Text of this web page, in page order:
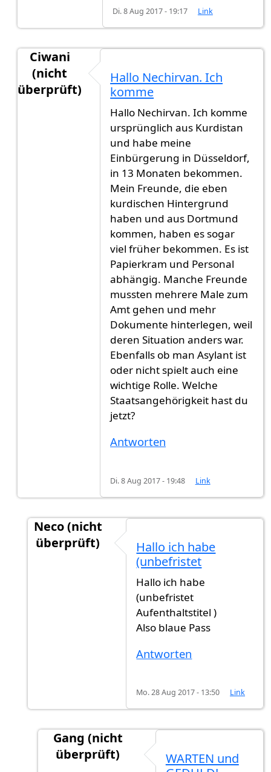
Di. 8 Aug 2017 - 19:17 Link
Ciwani
(nicht
überprüft)
Hallo leute ich habe am von
Hallo Nechirvan. Ich
komme
Hallo Nechirvan. Ich komme
ursprünglich aus Kurdistan
und habe meine
Einbürgerung in Düsseldorf,
in 13 Monaten bekommen.
Mein Freunde, die eben
kurdischen Hintergrund
haben und aus Dortmund
kommen, haben es sogar
viel früher bekommen. Es ist
Papierkram und Personal
abhängig. Manche Freunde
mussten mehrere Male zum
Amt gehen und mehr
Dokumente hinterlegen, weil
deren Situation anders war.
Ebenfalls ob man Asylant ist
oder nicht spielt auch eine
wichtige Rolle. Welche
Staatsangehörigkeit hast du
jetzt?
Antworten
Di. 8 Aug 2017 - 19:48 Link
Neco (nicht
überprüft)
Hallo Nechirvan. Ich komme
Hallo ich habe
(unbefristet
Hallo ich habe
(unbefristet
Aufenthaltstitel )
Also blaue Pass
Antworten
Mo. 28 Aug 2017 - 13:50 Link
Gang (nicht
überprüft)
WARTEN und